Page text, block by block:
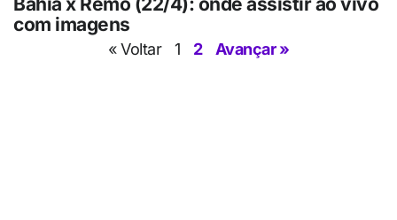
com imagens
« Voltar 1 2 Avançar »